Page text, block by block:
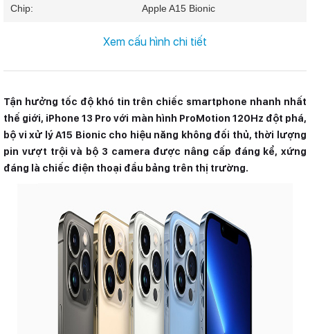
Chip: Apple A15 Bionic
6 GB
Pin, Sạc: 3095 mAh20 W
Xem cấu hình chi tiết
Tận hưởng tốc độ khó tin trên chiếc smartphone nhanh nhất
thế giới, iPhone 13 Pro với màn hình ProMotion 120Hz đột phá,
bộ vi xử lý A15 Bionic cho hiệu năng không đối thủ, thời lượng
pin vượt trội và bộ 3 camera được nâng cấp đáng kể, xứng
đáng là chiếc điện thoại đầu bảng trên thị trường.